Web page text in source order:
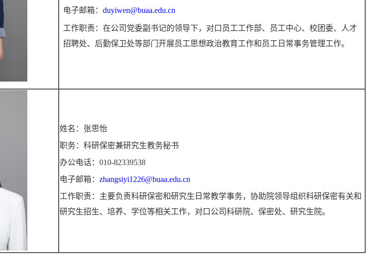
电子邮箱： duyiwen@buaa.edu.cn
工作职责：在公司党委副书记的领导下，对口员工工作部、员工中心、校团委、人才
招聘处、后勤保卫处等部门开展员工思想政治教育工作和员工日常事务管理工作。
姓名：张思怡
职务：科研保密兼研究生教务秘书
办公电话：010-82339538
电子邮箱： zhangsiyi1226@buaa.edu.cn
工作职责：主要负责科研保密和研究生日常教学事务，协助院领导组织科研保密有关和
研究生招生、培养、学位等相关工作，对口公司科研院、保密处、研究生院。